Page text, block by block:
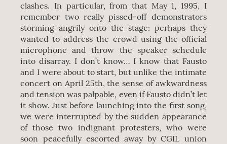
clashes. In particular, from that May 1, 1995, I
remember two really pissed-off demonstrators
storming angrily onto the stage: perhaps they
wanted to address the crowd using the official
microphone and throw the speaker schedule
into disarray. I don’t know… I know that Fausto
and I were about to start, but unlike the intimate
concert on April 25th, the sense of awkwardness
and tension was palpable, even if Fausto didn’t let
it show. Just before launching into the first song,
we were interrupted by the sudden appearance
of those two indignant protesters, who were
soon peacefully escorted away by CGIL union